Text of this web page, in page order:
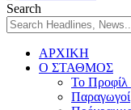
Search
ΑΡΧΙΚΗ
Ο ΣΤΑΘΜΟΣ
Το Προφίλ
Παραγωγοί